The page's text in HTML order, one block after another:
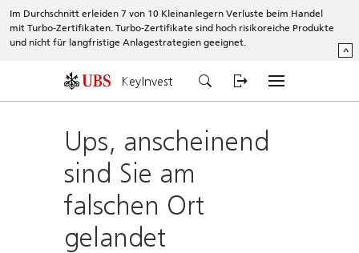
Im Durchschnitt erleiden 7 von 10 Kleinanlegern Verluste beim Handel
mit Turbo-Zertifikaten. Turbo-Zertifikate sind hoch risikoreiche Produkte
und nicht für langfristige Anlagestrategien geeignet.
^
KeyInvest
Ups, anscheinend
sind Sie am
falschen Ort
gelandet